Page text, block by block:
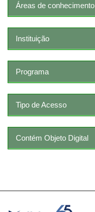
Áreas de conhecimento
Instituição
Programa
Tipo de Acesso
Contém Objeto Digital